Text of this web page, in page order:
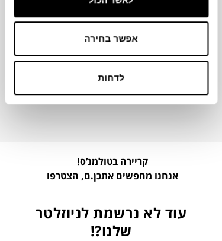
אפשר בחירה
לדחות
מק"ט
פרטים נוספים
קריירה בטולמנ’ס!
אנחנו מחפשים אתכן.ם, הצטרפו
עוד לא נרשמת לניוזלטר
שלנו?!